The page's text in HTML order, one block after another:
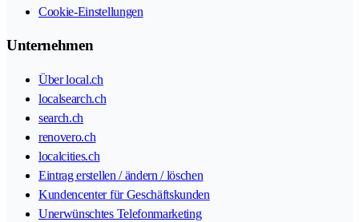
Cookie-Einstellungen
Unternehmen
Über local.ch
localsearch.ch
search.ch
renovero.ch
localcities.ch
Eintrag erstellen / ändern / löschen
Kundencenter für Geschäftskunden
Unerwünschtes Telefonmarketing